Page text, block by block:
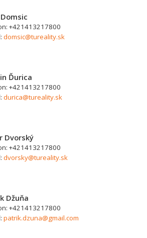
+421413217800
domsic@tureality.sk
Ďurica
+421413217800
durica@tureality.sk
Dvorský
+421413217800
dvorsky@tureality.sk
Džuňa
+421413217800
patrik.dzuna@gmail.com